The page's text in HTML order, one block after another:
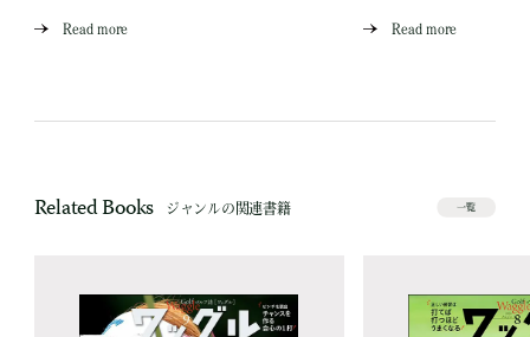
Read more Read more
Related Books ジャンルの関連書籍 一覧